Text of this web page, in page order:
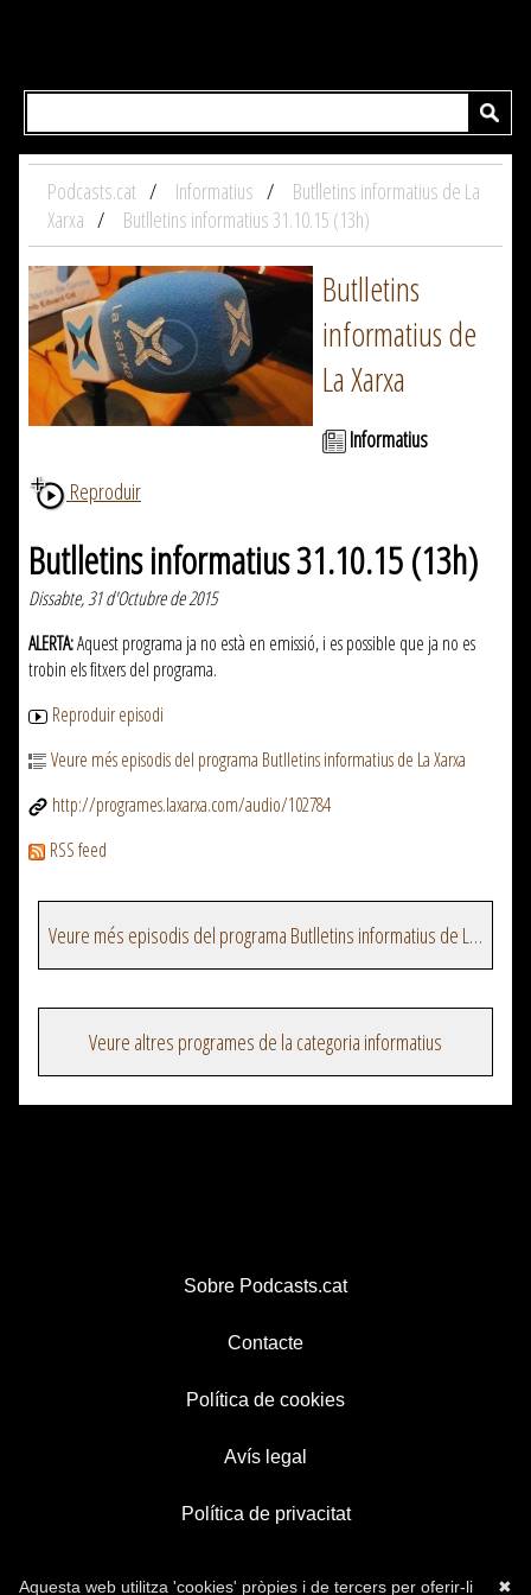
Podcasts.cat Informatius
Butlletins informatius de La
Xarxa
Butlletins informatius 31.10.15 (13h)
Butlletins
informatius de
La Xarxa
Informatius
Reproduir
Butlletins informatius 31.10.15 (13h)
Dissabte, 31 d'Octubre de 2015
ALERTA:Aquest programa ja no està en emissió, i es possible que ja no es
trobin els fitxers del programa.
Reproduir episodi
Veure més episodis del programa Butlletins informatius de La Xarxa
http://programes.laxarxa.com/audio/102784
RSS feed
Veure més episodis del programa Butlletins informatius de La Xarxa
Veure altres programes de la categoria informatius
Sobre Podcasts.cat
Contacte
Política de cookies
Avís legal
Política de privacitat
✖
Aquesta web utilitza 'cookies' pròpies i de tercers per oferir-li